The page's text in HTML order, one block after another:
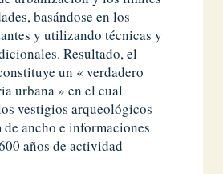
basándose en los
y utilizando técnicas y
Resultado, el
un « verdadero
urbana » en el cual
vestigios arqueológicos
de ancho e informaciones
años de actividad